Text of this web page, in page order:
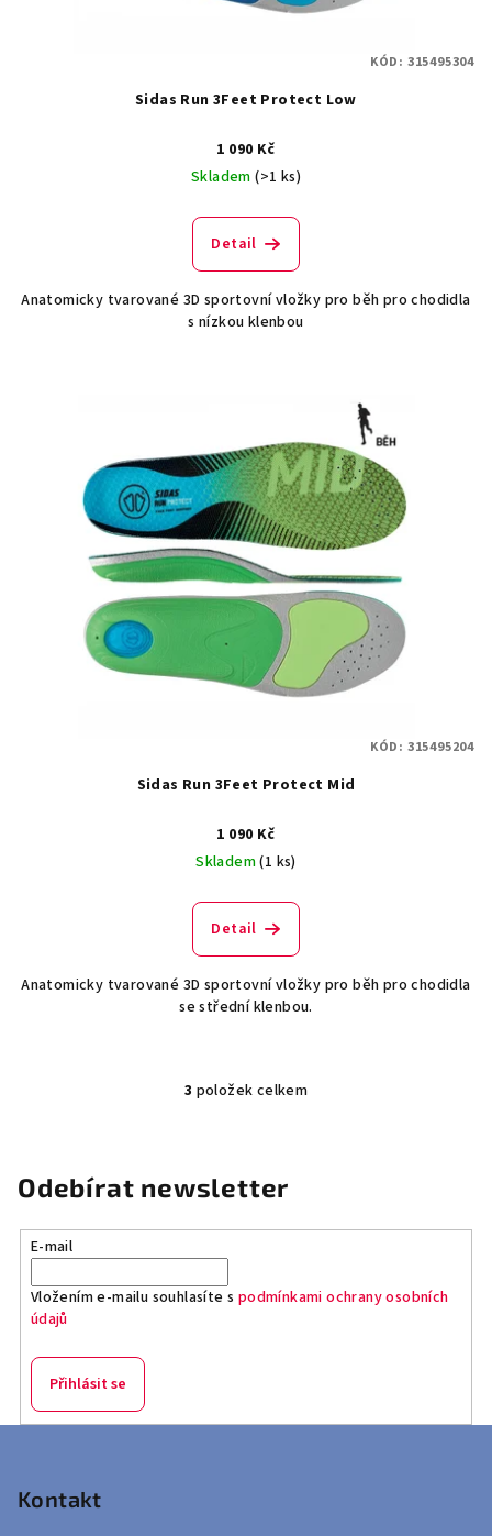
Sidas Run 3Feet Protect Low
1 090 Kč
Skladem(>1 ks)
Detail
Anatomicky tvarované 3D sportovní vložky pro běh pro chodidla
s nízkou klenbou
KÓD: 315495304
Sidas Run 3Feet Protect Mid
1 090 Kč
Skladem(1 ks)
Detail
Anatomicky tvarované 3D sportovní vložky pro běh pro chodidla
se střední klenbou.
KÓD: 315495204
O
á
d
a
p
v
3 položek celkem
Odebírat newsletter
E-mail
Vložením e-mailu souhlasíte s podmínkami ochrany osobních
údajů
Přihlásit se
Kontakt